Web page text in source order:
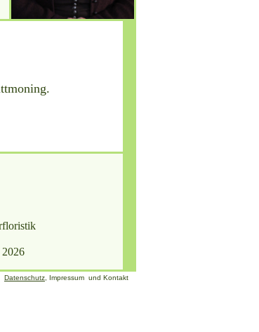
2026
Datenschutz Impressum und Kontakt